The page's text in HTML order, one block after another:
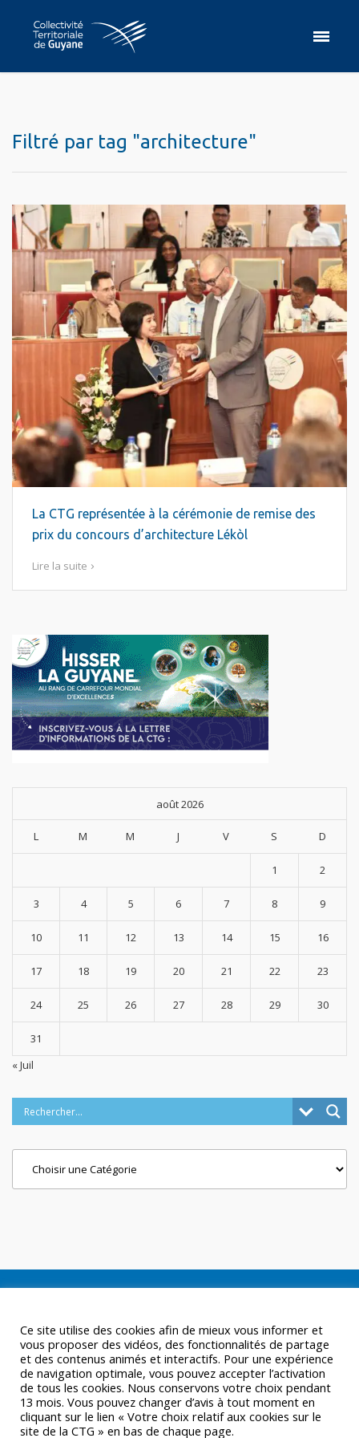
Filtré par tag "architecture"
La CTG représentée à la cérémonie de remise des
prix du concours d’architecture Lékòl
Lire la suite
août 2026
L M M J V S D
1 2
3 4 5 6 7 8 9
10 11 12 13 14 15 16
17 18 19 20 21 22 23
24 25 26 27 28 29 30
31
« Juil
Ce site utilise des cookies afin de mieux vous informer et
vous proposer des vidéos, des fonctionnalités de partage
et des contenus animés et interactifs. Pour une expérience
de navigation optimale, vous pouvez accepter l’activation
de tous les cookies. Nous conservons votre choix pendant
13 mois. Vous pouvez changer d’avis à tout moment en
cliquant sur le lien « Votre choix relatif aux cookies sur le
site de la CTG » en bas de chaque page.